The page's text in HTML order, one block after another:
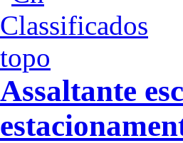
Assaltante